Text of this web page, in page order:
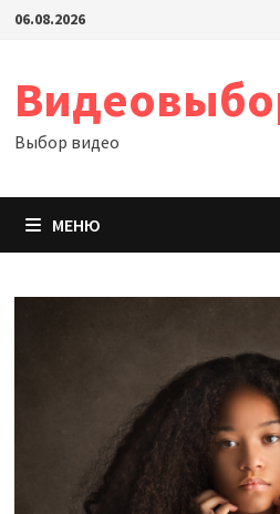
Перейти
06.08.2026
Выбор видео
МЕНЮ